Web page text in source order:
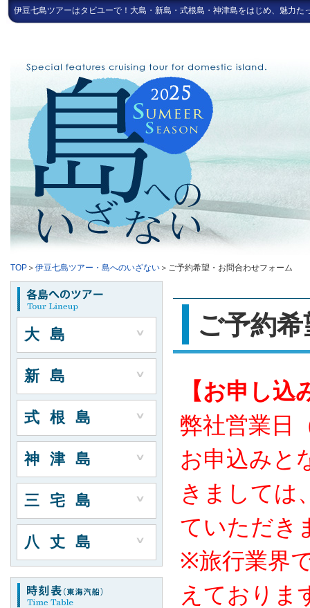
伊豆七島ツアーはタビユーで！大島・新島・式根島・神津島をはじめ、魅力た
TOP ＞ 伊豆七島ツアー・島へのいざない ＞ご予約希望・お問合わせフォーム
大島
新島
式根島
神津島
三宅島
八丈島
ご予約
【お申し
弊社営業日
お申込みと
きましては
ていただき
※旅行業界
えておりま